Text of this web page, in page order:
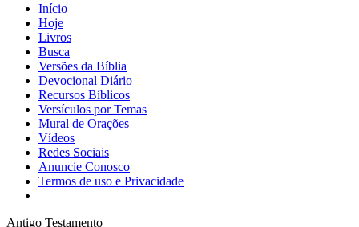
Início
Hoje
Livros
Busca
Versões da Bíblia
Devocional Diário
Recursos Bíblicos
Versículos por Temas
Mural de Orações
Vídeos
Redes Sociais
Anuncie Conosco
Termos de uso e Privacidade
Antigo Testamento